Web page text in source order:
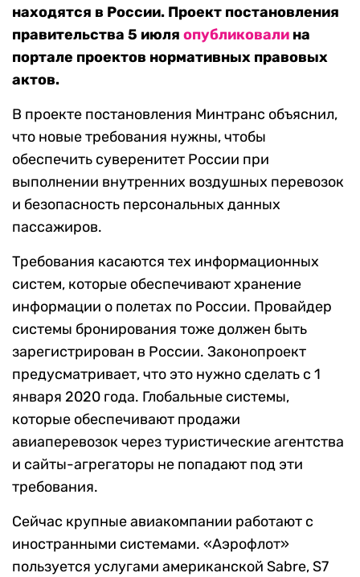
находятся в России. Проект постановления
правительства 5 июля опубликовали на
портале проектов нормативных правовых
актов.
В проекте постановления Минтранс объяснил,
что новые требования нужны, чтобы
обеспечить суверенитет России при
выполнении внутренних воздушных перевозок
и безопасность персональных данных
пассажиров.
Требования касаются тех информационных
систем, которые обеспечивают хранение
информации о полетах по России. Провайдер
системы бронирования тоже должен быть
зарегистрирован в России. Законопроект
предусматривает, что это нужно сделать с 1
января 2020 года. Глобальные системы,
которые обеспечивают продажи
авиаперевозок через туристические агентства
и сайты-агрегаторы не попадают под эти
требования.
Сейчас крупные авиакомпании работают с
иностранными системами. «Аэрофлот»
пользуется услугами американской Sabre, S7